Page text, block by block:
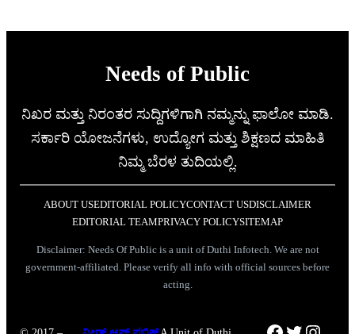
Needs of Public
ನಿಖರ ಮತ್ತು ನಿರಂತರ ಸುದ್ದಿಗಳಿಗಾಗಿ ನಮ್ಮನ್ನು ಫಾಲೋ ಮಾಡಿ.
ಸರ್ಕಾರಿ ಯೋಜನೆಗಳು, ಉದ್ಯೋಗ ಮತ್ತು ಶಿಕ್ಷಣದ ಮಾಹಿತಿ
ನಿಮ್ಮ ಬೆರಳ ತುದಿಯಲ್ಲಿ.
ABOUT USEDITORIAL POLICYCONTACT USDISCLAIMER
EDITORIAL TEAMPRIVACY POLICYSITEMAP
Disclaimer: Needs Of Public is a unit of Duthi Infotech. We are not
government-affiliated. Please verify all info with official sources before
acting.